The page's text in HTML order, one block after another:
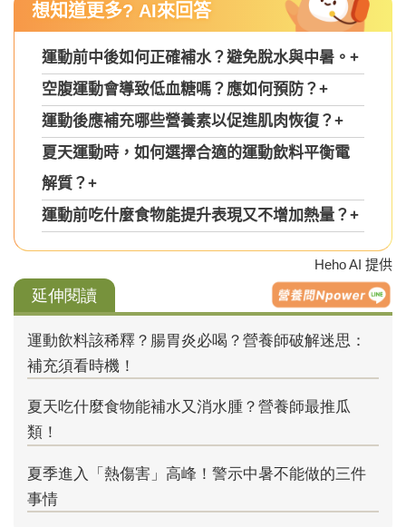
想知道更多? AI來回答
運動前中後如何正確補水？避免脫水與中暑。 +
空腹運動會導致低血糖嗎？應如何預防？+
運動後應補充哪些營養素以促進肌肉恢復？+
夏天運動時，如何選擇合適的運動飲料平衡電
解質？+
運動前吃什麼食物能提升表現又不增加熱量？+
Heho AI 提供